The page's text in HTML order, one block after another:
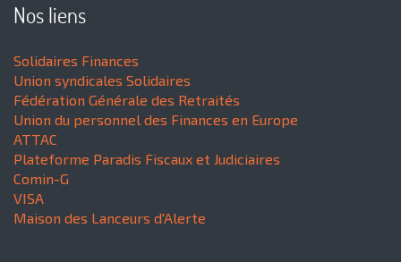
Nos liens
Solidaires Finances
Union syndicales Solidaires
Fédération Générale des Retraités
Union du personnel des Finances en Europe
ATTAC
Plateforme Paradis Fiscaux et Judiciaires
Comin-G
VISA
Maison des Lanceurs d'Alerte